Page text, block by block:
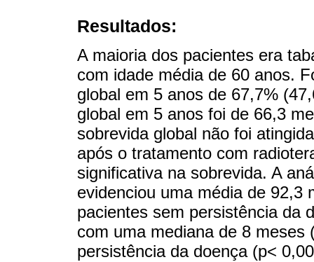
Resultados:
A maioria dos pacientes era
com idade média de 60 anos.
global em 5 anos de 67,7%
global em 5 anos foi de 66,3
sobrevida global não foi
após o tratamento com
significativa na sobrevida. A
evidenciou uma média de 92,3
pacientes sem persistência da
com uma mediana de 8
persistência da doença (p<